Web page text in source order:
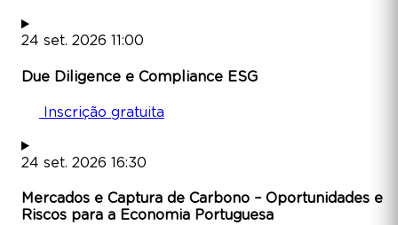
24 set. 2026 11:00
Due Diligence e Compliance ESG
Inscrição gratuita
24 set. 2026 16:30
Mercados e Captura de Carbono – Oportunidades e
Riscos para a Economia Portuguesa